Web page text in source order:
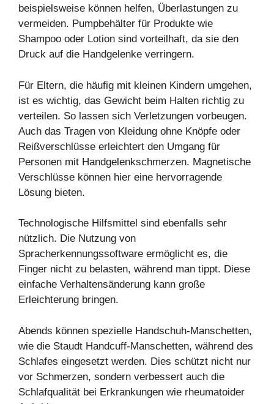
beispielsweise können helfen, Überlastungen zu
vermeiden. Pumpbehälter für Produkte wie
Shampoo oder Lotion sind vorteilhaft, da sie den
Druck auf die Handgelenke verringern.
Für Eltern, die häufig mit kleinen Kindern umgehen,
ist es wichtig, das Gewicht beim Halten richtig zu
verteilen. So lassen sich Verletzungen vorbeugen.
Auch das Tragen von Kleidung ohne Knöpfe oder
Reißverschlüsse erleichtert den Umgang für
Personen mit Handgelenkschmerzen. Magnetische
Verschlüsse können hier eine hervorragende
Lösung bieten.
Technologische Hilfsmittel sind ebenfalls sehr
nützlich. Die Nutzung von
Spracherkennungssoftware ermöglicht es, die
Finger nicht zu belasten, während man tippt. Diese
einfache Verhaltensänderung kann große
Erleichterung bringen.
Abends können spezielle Handschuh-Manschetten,
wie die Staudt Handcuff-Manschetten, während des
Schlafes eingesetzt werden. Dies schützt nicht nur
vor Schmerzen, sondern verbessert auch die
Schlafqualität bei Erkrankungen wie rheumatoider